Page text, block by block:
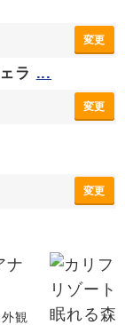
変更
ラ ...
変更
変更
観